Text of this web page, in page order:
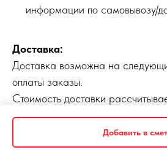
Добавить в
информации по самовывозу/
Доставка:
Доставка возможна на
оплаты заказы.
Стоимость доставки
прайсу.